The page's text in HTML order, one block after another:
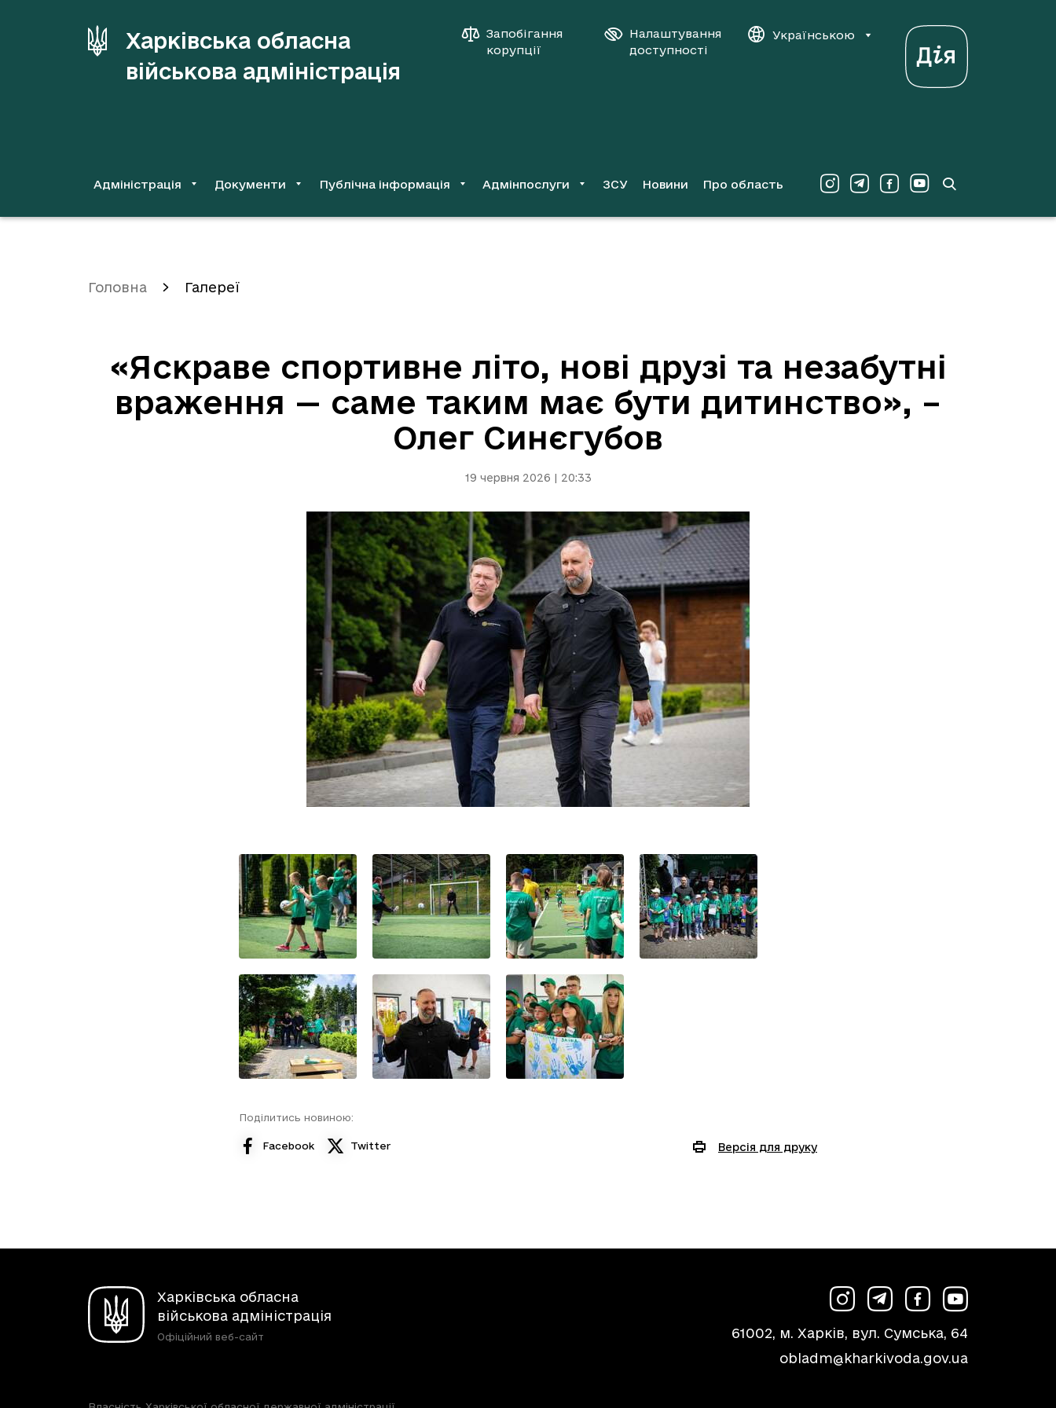
Харківська обласна
військова адміністрація
Запобігання
корупції
Налаштування
доступності
Українською
Адміністрація Документи Публічна інформація Адмінпослуги ЗСУ Новини Про область
Головна Галереї
«Яскраве спортивне літо, нові друзі та незабутні
враження — саме таким має бути дитинство», –
Олег Синєгубов
19 червня 2026 | 20:33
Поділитись новиною:
Facebook Twitter Версія для друку
Харківська обласна
військова адміністрація
Офіційний веб-сайт
61002, м. Харків, вул. Сумська, 64
obladm@kharkivoda.gov.ua